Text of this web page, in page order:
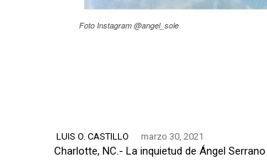
Foto Instagram @angel_sole
LUIS O. CASTILLO marzo 30, 2021
Charlotte, NC.- La inquietud de Ángel